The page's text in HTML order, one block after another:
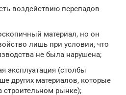
воздействию перепадов
материал, но он
лишь при условии, что
не была нарушена;
эксплуатация (столбы
других материалов, которые
строительном рынке);